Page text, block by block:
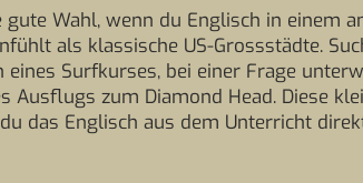
gute Wahl, wenn du Englisch in einem
als klassische US-Grossstädte.
eines Surfkurses, bei einer Frage
Ausflugs zum Diamond Head. Diese
das Englisch aus dem Unterricht